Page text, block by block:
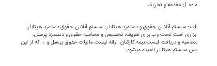
ماده 1: مقدمه و تعاریف
الف- سیستم آنلاین حقوق و دستمزد هیتایار: سیستم آنلاین حقوق دستمزد هیتایار
ابزاری است تحت وب برای تعریف، تخصیص و محاسبه حقوق و دستمزد پرسنل،
محاسبه و دریافت لیست بیمه کارکنان، ارائه لیست مالیات حقوق پرسنل و ... که از این
پس سیستم هیتایار نامیده میشود.